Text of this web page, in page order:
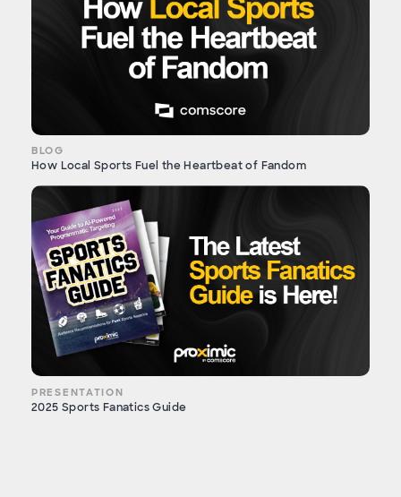
BLOG
How Local Sports Fuel the Heartbeat of Fandom
PRESENTATION
2025 Sports Fanatics Guide